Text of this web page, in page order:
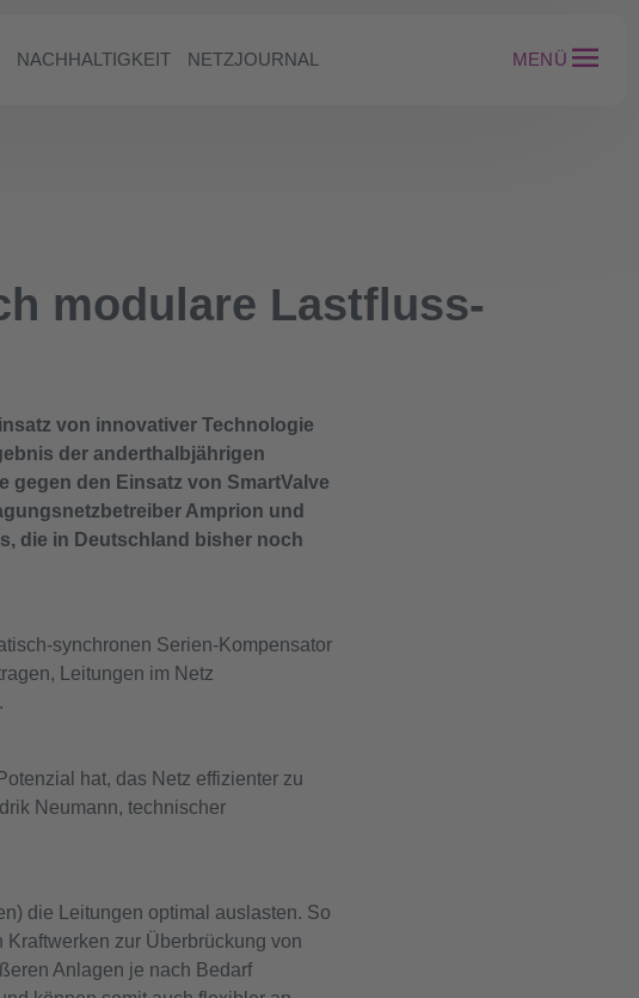
NACHHALTIGKEIT NETZJOURNAL MENÜ
modulare Lastfluss-
von innovativer Technologie
der anderthalbjährigen
gegen den Einsatz von SmartValve
Amprion und
die in Deutschland bisher noch
synchronen Serien-Kompensator
Leitungen im Netz
hat, das Netz effizienter zu
Neumann, technischer
die Leitungen optimal auslasten. So
zur Überbrückung von
Anlagen je nach Bedarf